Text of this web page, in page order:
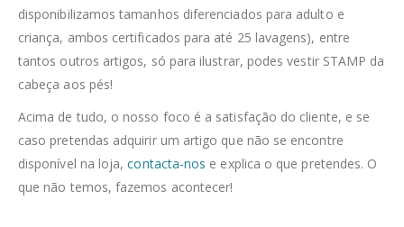
disponibilizamos tamanhos diferenciados para adulto e
criança, ambos certificados para até 25 lavagens), entre
tantos outros artigos, só para ilustrar, podes vestir STAMP da
cabeça aos pés!
Acima de tudo, o nosso foco é a satisfação do cliente, e se
caso pretendas adquirir um artigo que não se encontre
disponível na loja,contacta-nos e explica o que pretendes. O
que não temos, fazemos acontecer!